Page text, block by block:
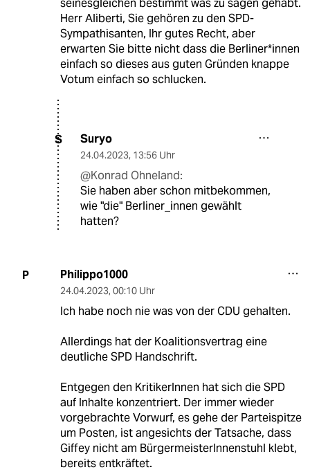
seinesgleichen bestimmt was zu sagen gehabt.
Herr Aliberti, Sie gehören zu den SPD-
Sympathisanten, Ihr gutes Recht, aber
erwarten Sie bitte nicht dass die Berliner*innen
einfach so dieses aus guten Gründen knappe
Votum einfach so schlucken.
S Suryo
24.04.2023, 13:56 Uhr
@Konrad Ohneland:
Sie haben aber schon mitbekommen,
wie "die" Berliner_innen gewählt
hatten?
P Philippo1000
24.04.2023, 00:10 Uhr
Ich habe noch nie was von der CDU gehalten.
Allerdings hat der Koalitionsvertrag eine
deutliche SPD Handschrift.
Entgegen den KritikerInnen hat sich die SPD
auf Inhalte konzentriert. Der immer wieder
vorgebrachte Vorwurf, es gehe der Parteispitze
um Posten, ist angesichts der Tatsache, dass
Giffey nicht am BürgermeisterInnenstuhl klebt,
bereits entkräftet.